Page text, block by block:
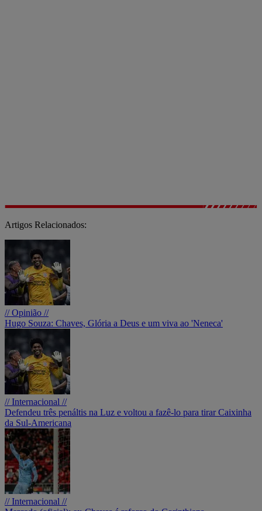
Artigos Relacionados:
// Opinião //
Hugo Souza: Chaves, Glória a Deus e um viva ao 'Neneca'
// Internacional //
Defendeu três penáltis na Luz e voltou a fazê-lo para tirar Caixinha
da Sul-Americana
// Internacional //